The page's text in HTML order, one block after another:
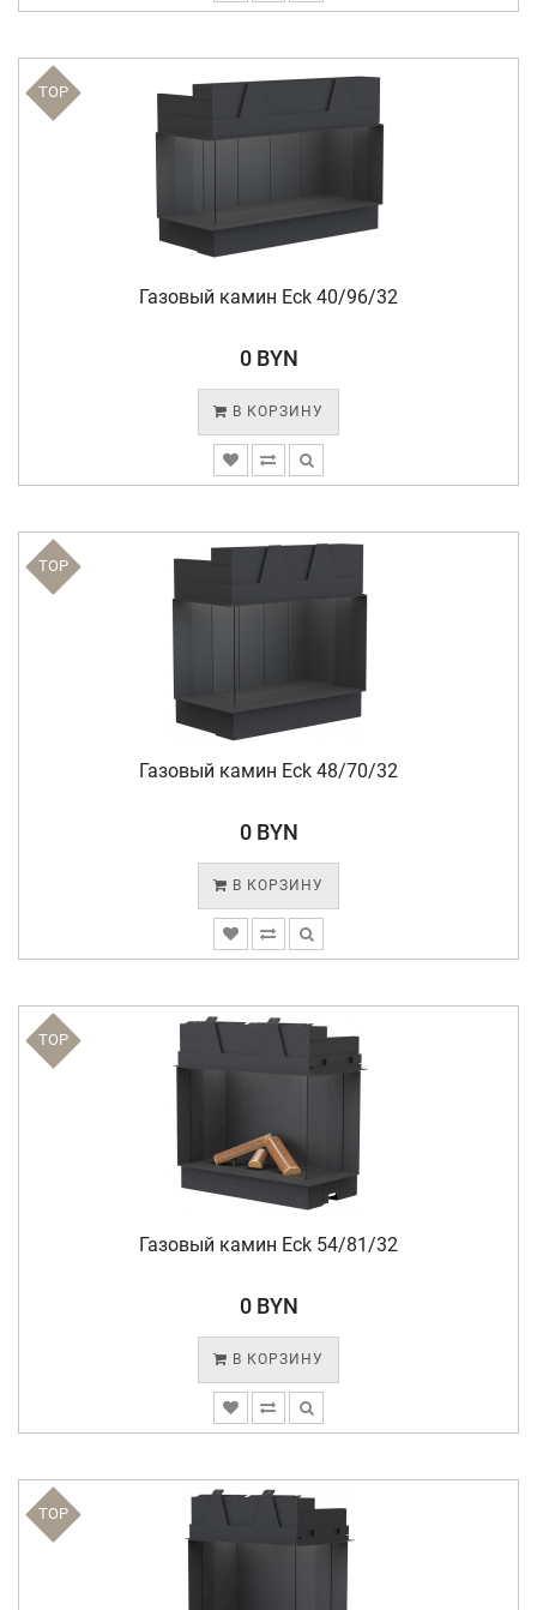
TOP
Газовый камин Eck 40/96/32
0 BYN
В КОРЗИНУ
TOP
Газовый камин Eck 48/70/32
0 BYN
В КОРЗИНУ
TOP
Газовый камин Eck 54/81/32
0 BYN
В КОРЗИНУ
TOP